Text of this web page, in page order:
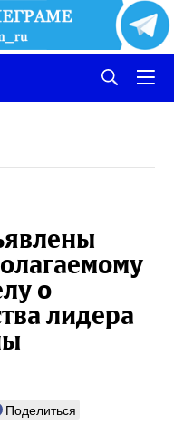
о
лидера
Поделиться